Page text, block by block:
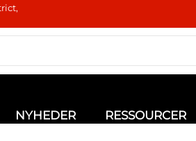
NYHEDER RESSOURCER